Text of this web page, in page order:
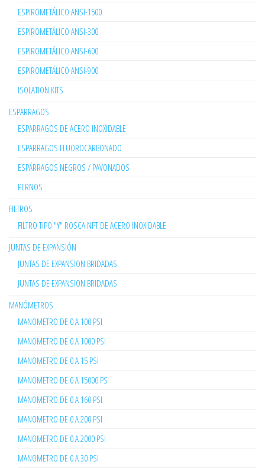
ESPIROMETÁLICO ANSI-1500
ESPIROMETÁLICO ANSI-300
ESPIROMETÁLICO ANSI-600
ESPIROMETÁLICO ANSI-900
ISOLATION KITS
ESPARRAGOS
ESPARRAGOS DE ACERO INOXIDABLE
ESPARRAGOS FLUOROCARBONADO
ESPÁRRAGOS NEGROS / PAVONADOS
PERNOS
FILTROS
FILTRO TIPO "Y" ROSCA NPT DE ACERO INOXIDABLE
JUNTAS DE EXPANSIÓN
JUNTAS DE EXPANSION BRIDADAS
JUNTAS DE EXPANSION BRIDADAS
MANÓMETROS
MANOMETRO DE 0 A 100 PSI
MANOMETRO DE 0 A 1000 PSI
MANOMETRO DE 0 A 15 PSI
MANOMETRO DE 0 A 15000 PS
MANOMETRO DE 0 A 160 PSI
MANOMETRO DE 0 A 200 PSI
MANOMETRO DE 0 A 2000 PSI
MANOMETRO DE 0 A 30 PSI